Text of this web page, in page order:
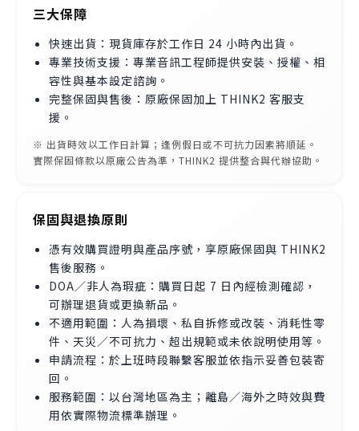
三大保障
快速出貨：現貨庫存於工作日 24 小時內出貨。
專業技術支援：專業音訊工程師提供安裝、授權、相
容性與基本設定諮詢。
完整保固與售後：原廠保固加上 THINK2 客服支
援。
※ 出貨時效以工作日計算；逢例假日或不可抗力因素將順延。
實際保固條款以原廠公告為準，THINK2 提供整合與代辦協助。
保固與退換原則
憑有效購買證明與產品序號，享原廠保固與 THINK2
售後服務。
DOA／非人為瑕疵：購買日起 7 日內經檢測確認，
可辦理退貨或更換新品。
不適用範圍：人為損壞、私自拆修或改裝、消耗性零
件、天災／不可抗力、超出規範或未依說明使用等。
申請流程：於上班時段聯繫客服並依指示妥善包裝寄
回。
服務範圍：以台灣地區為主；離島／海外之時效與費
用依實際物流標準辦理。